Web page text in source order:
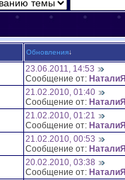
Обновления↓
23.06.2011, 14:53
Сообщение от: НаталиЯ
21.02.2010, 01:40
Сообщение от: НаталиЯ
21.02.2010, 01:21
Сообщение от: НаталиЯ
21.02.2010, 00:53
Сообщение от: НаталиЯ
20.02.2010, 03:38
Сообщение от: НаталиЯ